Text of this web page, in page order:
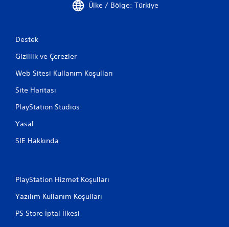
Ülke / Bölge: Türkiye
Destek
Gizlilik ve Çerezler
Web Sitesi Kullanım Koşulları
Site Haritası
PlayStation Studios
Yasal
SIE Hakkında
PlayStation Hizmet Koşulları
Yazılım Kullanım Koşulları
PS Store İptal İlkesi